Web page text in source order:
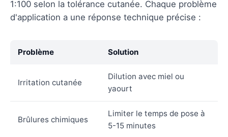
1:100 selon la tolérance cutanée. Chaque problème
d'application a une réponse technique précise :
Problème Solution
Irritation cutanée
Dilution avec miel ou
yaourt
Brûlures chimiques
Limiter le temps de pose à
5-15 minutes